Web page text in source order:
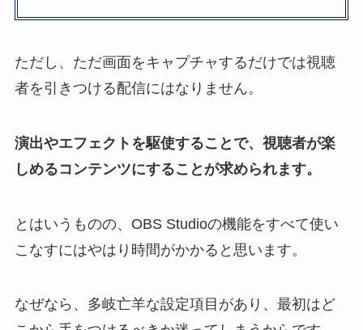
ただし、ただ画面をキャプチャするだけでは視聴
者を引きつける配信にはなりません。
演出やエフェクトを駆使することで、視聴者が楽
しめるコンテンツにすることが求められます。
とはいうものの、OBS Studioの機能をすべて使い
こなすにはやはり時間がかかると思います。
なぜなら、多岐亡羊な設定項目があり、最初はど